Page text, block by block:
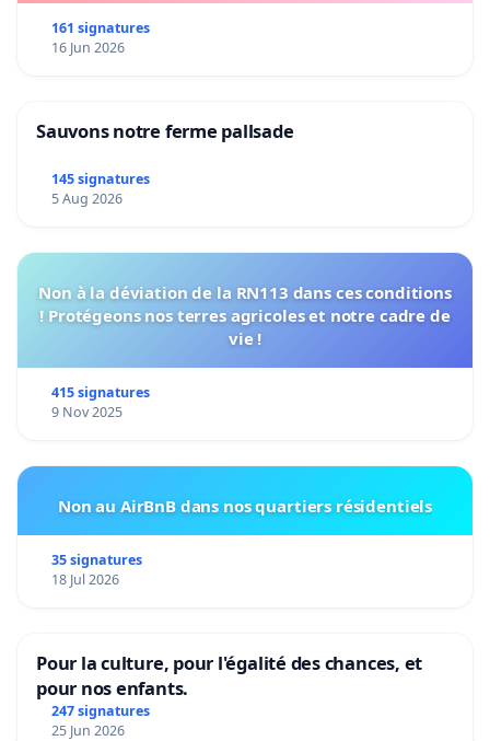
161 signatures
16 Jun 2026
Sauvons notre ferme pallsade
145 signatures
5 Aug 2026
Non à la déviation de la RN113 dans ces conditions
! Protégeons nos terres agricoles et notre cadre de
vie !
415 signatures
9 Nov 2025
Non au AirBnB dans nos quartiers résidentiels
35 signatures
18 Jul 2026
Pour la culture, pour l'égalité des chances, et
pour nos enfants.
247 signatures
25 Jun 2026